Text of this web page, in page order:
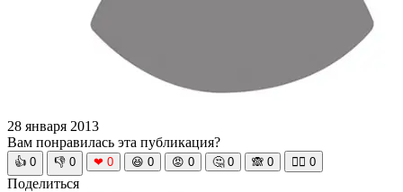
28 января 2013
Вам понравилась эта публикация?
👍 0 👎 0 ❤ 0 😆 0 😡 0 🤔 0 🙈 0 🧘‍♀️ 0
Поделиться